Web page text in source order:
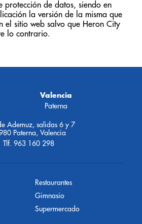
protección de datos, siendo en
la versión de la misma que
el sitio web salvo que Heron City
lo contrario.
Valencia
Paterna
Ademuz, salidas 6 y 7
Paterna, Valencia
Tlf. 963 160 298
Restaurantes
Gimnasio
Supermercado